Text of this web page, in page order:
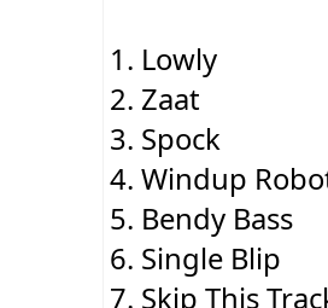
1. Lowly
2. Zaat
3. Spock
4. Windup
5. Bendy Bass
6. Single Blip
7. Skip This